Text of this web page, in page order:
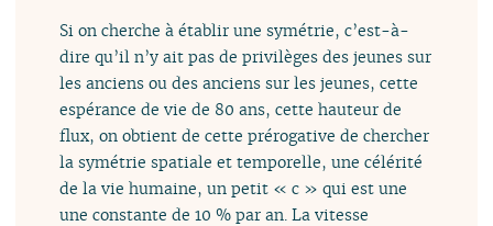
Si on cherche à établir une symétrie, c’est-à-
dire qu’il n’y ait pas de privilèges des jeunes sur
les anciens ou des anciens sur les jeunes, cette
espérance de vie de 80 ans, cette hauteur de
flux, on obtient de cette prérogative de chercher
la symétrie spatiale et temporelle, une célérité
de la vie humaine, un petit « c » qui est une
une constante de 10 % par an. La vitesse